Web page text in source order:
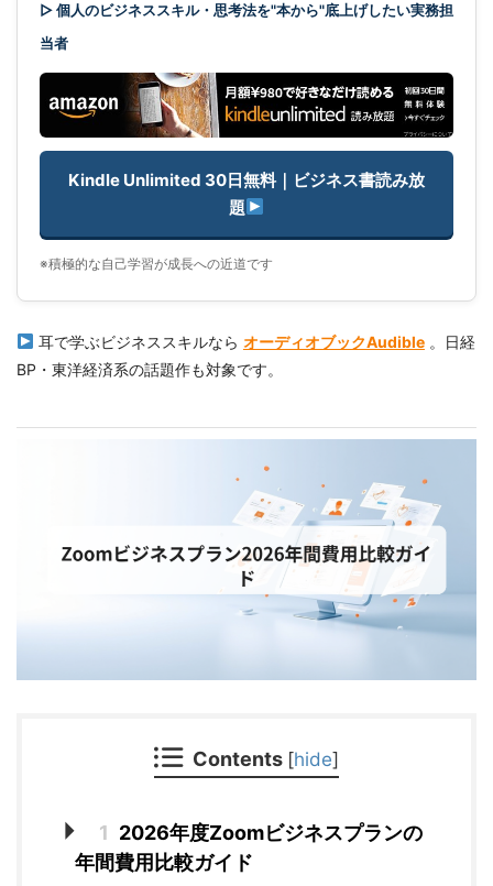
▷ 個人のビジネススキル・思考法を"本から"底上げしたい実務担
当者
Kindle Unlimited 30日無料｜ビジネス書読み放
題
※積極的な自己学習が成長への近道です
耳で学ぶビジネススキルなら オーディオブックAudible。日経
BP・東洋経済系の話題作も対象です。
Contents [hide]
1 2026年度Zoomビジネスプランの
年間費用比較ガイド